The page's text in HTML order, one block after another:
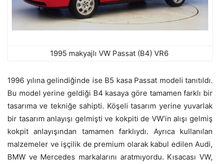
1995 makyajlı VW Passat (B4) VR6
1996 yılına gelindiğinde ise B5 kasa Passat modeli tanıtıldı.
Bu model yerine geldiği B4 kasaya göre tamamen farklı bir
tasarıma ve tekniğe sahipti. Köşeli tasarım yerine yuvarlak
bir tasarım anlayışı gelmişti ve kokpiti de VW’in alışı gelmiş
kokpit anlayışından tamamen farklıydı. Ayrıca kullanılan
malzemeler ve işçilik de premium olarak kabul edilen Audi,
BMW ve Mercedes markalarını aratmıyordu. Kısacası VW,